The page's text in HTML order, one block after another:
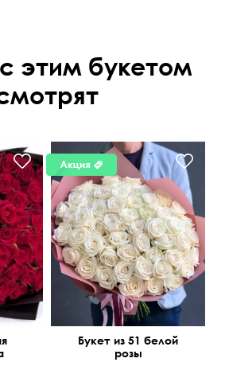
этим букетом
Букет из 51 белой
розы